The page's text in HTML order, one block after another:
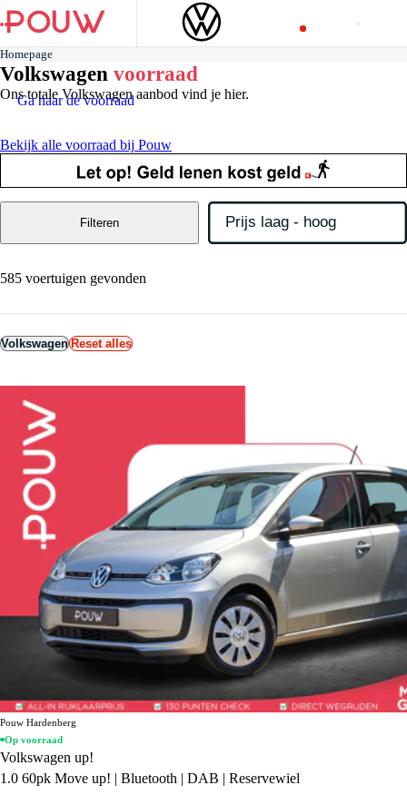
Homepage
Volkswagen voorraad
Ons totale Volkswagen aanbod vind je hier.
Bekijk alle voorraad bij Pouw
Ga naar de voorraad
585 voertuigen gevonden
Filteren
VolkswagenReset alles
Pouw Hardenberg
Op voorraad
Volkswagen up!
1.0 60pk Move up! | Bluetooth | DAB | Reservewiel